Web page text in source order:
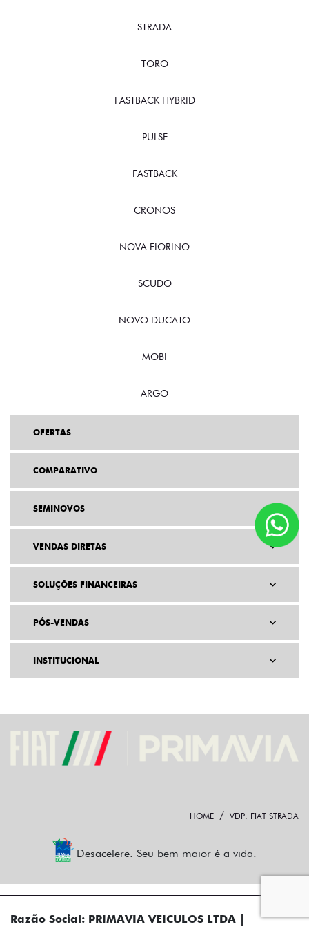
STRADA
TORO
FASTBACK HYBRID
PULSE
FASTBACK
CRONOS
NOVA FIORINO
SCUDO
NOVO DUCATO
MOBI
ARGO
OFERTAS
COMPARATIVO
SEMINOVOS
VENDAS DIRETAS
SOLUÇÕES FINANCEIRAS
PÓS-VENDAS
INSTITUCIONAL
HOME VDP: FIAT STRADA
Desacelere. Seu bem maior é a vida.
Razão Social: PRIMAVIA VEICULOS LTDA |